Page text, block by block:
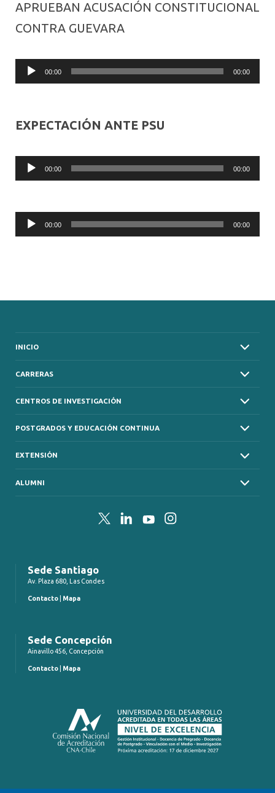
APRUEBAN ACUSACIÓN CONSTITUCIONAL
CONTRA GUEVARA
Audio
Player
00:00 00:00
EXPECTACIÓN ANTE PSU
Audio
Player
00:00 00:00
Audio
Player
00:00 00:00
INICIO
CARRERAS
CENTROS DE INVESTIGACIÓN
POSTGRADOS Y EDUCACIÓN CONTINUA
EXTENSIÓN
ALUMNI
TwitterLinkedInYouTubeInstagram
Sede Santiago
Av. Plaza 680, Las Condes
Contacto Mapa
Sede Concepción
Ainavillo 456, Concepción
Contacto Mapa